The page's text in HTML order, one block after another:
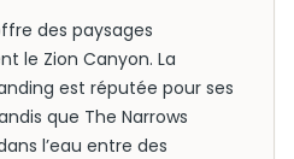
des paysages
le Zion Canyon. La
est réputée pour ses
que The Narrows
l’eau entre des